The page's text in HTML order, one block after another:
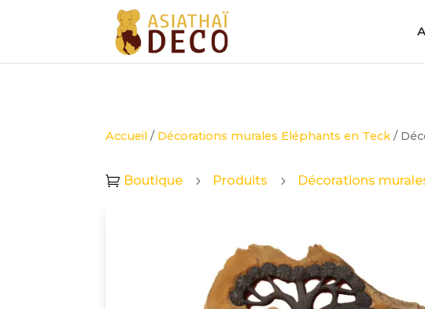
Accueil / Décorations murales Eléphants en Teck/
 Boutique 5 Produits 5 Décorations